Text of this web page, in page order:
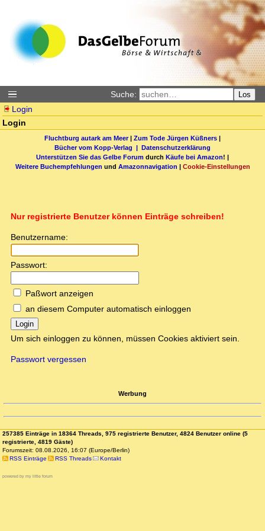
Suche: Los
Login
Login
Fluchtburg autark am Meer| Zum Tode Jürgen Küßners |
Bücher vom Kopp-Verlag | Datenschutzerklärung
Unterstützen Sie das Gelbe Forum durch Käufe bei Amazon! |
Weitere Buchempfehlungen und Amazonnavigation | Cookie-Einstellungen
Nur registrierte Benutzer können Einträge schreiben!
Benutzername:
Passwort:
Paßwort anzeigen
an diesem Computer automatisch einloggen
Login
Um sich einloggen zu können, müssen Cookies aktiviert sein.
Passwort vergessen
Werbung
257385 Einträge in 18364 Threads, 975 registrierte Benutzer, 4824 Benutzer online (5
registrierte, 4819 Gäste)
Forumszeit: 08.08.2026, 16:07 (Europe/Berlin)
RSS Einträge
RSS Threads Kontakt
powered by my little forum